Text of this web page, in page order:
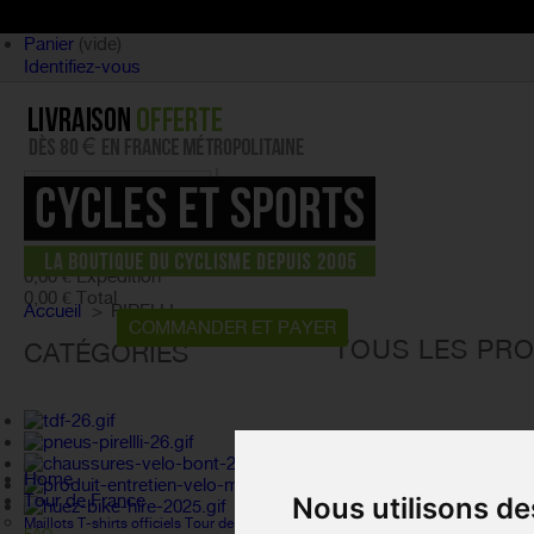
Nous utilisons
Panier (vide)
Identifiez-vous
article
(vide)
Aucun produit
0,00 € Expédition
0,00 € Total
COMMANDER ET PAYER
Home
Tour de France
Maillots T-shirts officiels Tour de France
Accueil > PIRELLI
TOUS LES
CATÉGORIES